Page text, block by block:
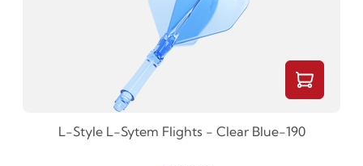
L-Style L-Sytem Flights - Clear Blue-190